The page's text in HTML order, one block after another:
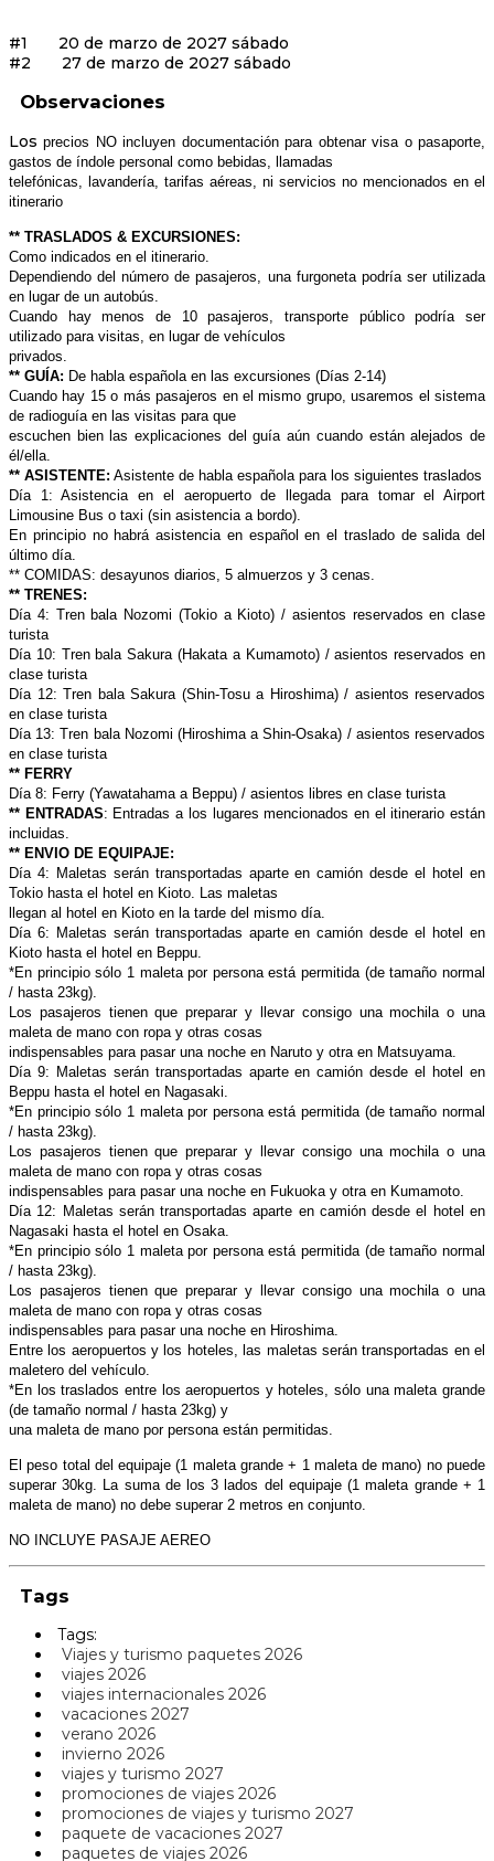
#1 20 de marzo de 2027 sábado
#2 27 de marzo de 2027 sábado
Observaciones
Losprecios NO incluyen documentación para obtenar visa o pasaporte,
gastos de índole personal como bebidas, llamadas
telefónicas, lavandería, tarifas aéreas, ni servicios no mencionados en el
itinerario
** TRASLADOS & EXCURSIONES:
Como indicados en el itinerario.
Dependiendo del número de pasajeros, una furgoneta podría ser utilizada
en lugar de un autobús.
Cuando hay menos de 10 pasajeros, transporte público podría ser
utilizado para visitas, en lugar de vehículos
privados.
** GUÍA: De habla española en las excursiones (Días 2-14)
Cuando hay 15 o más pasajeros en el mismo grupo, usaremos el sistema
de radioguía en las visitas para que
escuchen bien las explicaciones del guía aún cuando están alejados de
él/ella.
** ASISTENTE: Asistente de habla española para los siguientes traslados
Día 1: Asistencia en el aeropuerto de llegada para tomar el Airport
Limousine Bus o taxi (sin asistencia a bordo).
En principio no habrá asistencia en español en el traslado de salida del
último día.
** COMIDAS: desayunos diarios, 5 almuerzos y 3 cenas.
** TRENES:
Día 4: Tren bala Nozomi (Tokio a Kioto) / asientos reservados en clase
turista
Día 10: Tren bala Sakura (Hakata a Kumamoto) / asientos reservados en
clase turista
Día 12: Tren bala Sakura (Shin-Tosu a Hiroshima) / asientos reservados
en clase turista
Día 13: Tren bala Nozomi (Hiroshima a Shin-Osaka) / asientos reservados
en clase turista
** FERRY
Día 8: Ferry (Yawatahama a Beppu) / asientos libres en clase turista
** ENTRADAS: Entradas a los lugares mencionados en el itinerario están
incluidas.
** ENVIO DE EQUIPAJE:
Día 4: Maletas serán transportadas aparte en camión desde el hotel en
Tokio hasta el hotel en Kioto. Las maletas
llegan al hotel en Kioto en la tarde del mismo día.
Día 6: Maletas serán transportadas aparte en camión desde el hotel en
Kioto hasta el hotel en Beppu.
*En principio sólo 1 maleta por persona está permitida (de tamaño normal
/ hasta 23kg).
Los pasajeros tienen que preparar y llevar consigo una mochila o una
maleta de mano con ropa y otras cosas
indispensables para pasar una noche en Naruto y otra en Matsuyama.
Día 9: Maletas serán transportadas aparte en camión desde el hotel en
Beppu hasta el hotel en Nagasaki.
*En principio sólo 1 maleta por persona está permitida (de tamaño normal
/ hasta 23kg).
Los pasajeros tienen que preparar y llevar consigo una mochila o una
maleta de mano con ropa y otras cosas
indispensables para pasar una noche en Fukuoka y otra en Kumamoto.
Día 12: Maletas serán transportadas aparte en camión desde el hotel en
Nagasaki hasta el hotel en Osaka.
*En principio sólo 1 maleta por persona está permitida (de tamaño normal
/ hasta 23kg).
Los pasajeros tienen que preparar y llevar consigo una mochila o una
maleta de mano con ropa y otras cosas
indispensables para pasar una noche en Hiroshima.
Entre los aeropuertos y los hoteles, las maletas serán transportadas en el
maletero del vehículo.
*En los traslados entre los aeropuertos y hoteles, sólo una maleta grande
(de tamaño normal / hasta 23kg) y
una maleta de mano por persona están permitidas.
El peso total del equipaje (1 maleta grande + 1 maleta demano) no puede
superar 30kg. La suma de los 3 lados del equipaje (1 maleta grande + 1
maleta de mano) no debe superar 2 metros en conjunto.
NO INCLUYE PASAJE AEREO
Tags
Tags:
Viajes y turismo paquetes 2026
viajes 2026
viajes internacionales 2026
vacaciones 2027
verano 2026
invierno 2026
viajes y turismo 2027
promociones de viajes 2026
promociones de viajes y turismo 2027
paquete de vacaciones 2027
paquetes de viajes 2026